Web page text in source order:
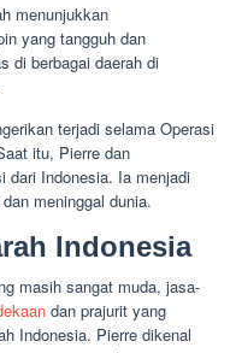
menunjukkan
yang tangguh dan
di berbagai daerah di
terjadi selama Operasi
itu, Pierre dan
dari Indonesia. Ia menjadi
meninggal dunia.
Indonesia
masih sangat muda, jasa-
dan prajurit yang
Indonesia. Pierre dikenal